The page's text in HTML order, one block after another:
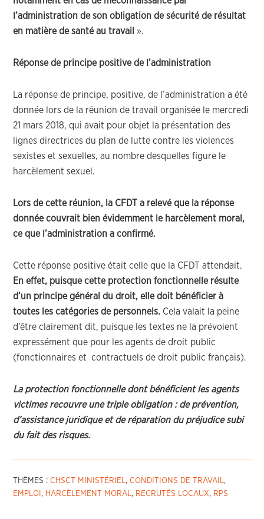
l’administration de son obligation de sécurité de résultat
en matière de santé au travail
».
Réponse de principe positive de l’administration
La réponse de principe, positive, de l’administration a été
donnée lors de la réunion de travail organisée le mercredi
21 mars 2018, qui avait pour objet la présentation des
lignes directrices du plan de lutte contre les violences
sexistes et sexuelles, au nombre desquelles figure le
harcèlement sexuel.
Lors de cette réunion, la CFDT a relevé que la réponse
donnée couvrait bien évidemment le harcèlement moral,
ce que l’administration a confirmé.
Cette réponse positive était celle que la CFDT attendait.
En effet, puisque cette protection fonctionnelle résulte
d’un principe général du droit, elle doit bénéficier à
toutes les catégories de personnels. Cela valait la peine
d’être clairement dit, puisque les textes ne la prévoient
expressément que pour les agents de droit public
(fonctionnaires et contractuels de droit public français).
La protection fonctionnelle dont bénéficient les agents
victimes recouvre une triple obligation : de prévention,
d’assistance juridique et de réparation du préjudice subi
du fait des risques.
THÈMES :CHSCT MINISTÉRIEL,CONDITIONS DE TRAVAIL,
EMPLOI , HARCÈLEMENT MORAL, RECRUTÉS LOCAUX, RPS